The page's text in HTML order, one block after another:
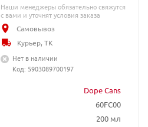
Dope Cans
60FC00
200 мл
Наши менеджеры обязательно свяжутся
с вами и уточнят условия заказа
Самовывоз
Курьер, ТК
Нет в наличии
Код: 5903089700197